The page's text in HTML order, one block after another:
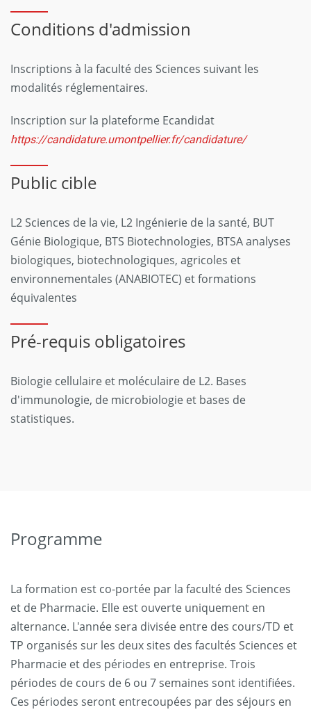
Conditions d'admission
Inscriptions à la faculté des Sciences suivant les
modalités réglementaires.
Inscription sur la plateforme Ecandidat
https://candidature.umontpellier.fr/candidature/
Public cible
L2 Sciences de la vie, L2 Ingénierie de la santé, BUT
Génie Biologique, BTS Biotechnologies, BTSA analyses
biologiques, biotechnologiques, agricoles et
environnementales (ANABIOTEC) et formations
équivalentes
Pré-requis obligatoires
Biologie cellulaire et moléculaire de L2. Bases
d'immunologie, de microbiologie et bases de
statistiques.
Programme
La formation est co-portée par la faculté des Sciences
et de Pharmacie. Elle est ouverte uniquement en
alternance. L'année sera divisée entre des cours/TD et
TP organisés sur les deux sites des facultés Sciences et
Pharmacie et des périodes en entreprise. Trois
périodes de cours de 6 ou 7 semaines sont identifiées.
Ces périodes seront entrecoupées par des séjours en